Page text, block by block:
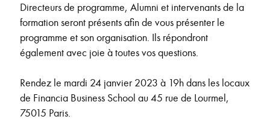
Directeurs de programme, Alumni et intervenants de la
formation seront présents afin de vous présenter le
programme et son organisation. Ils répondront
également avec joie à toutes vos questions.
Rendez le mardi 24 janvier 2023 à 19h dans les locaux
de Financia Business School au 45 rue de Lourmel,
75015 Paris.